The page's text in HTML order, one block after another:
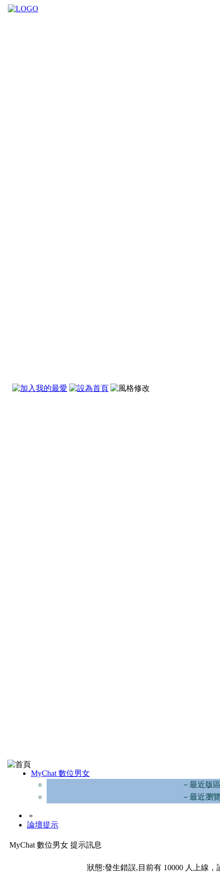
MyChat 數位男女
－最近版
－最近瀏
»
論壇提示
MyChat 數位男女 提示訊息
狀態:發生錯誤,目前有 10000 人上線